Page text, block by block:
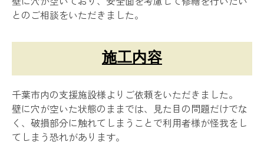
とのご相談をいただきました。
施工内容
千葉市内の支援施設様よりご依頼をいただきました。
壁に穴が空いた状態のままでは、見た目の問題だけでな
く、破損部分に触れてしまうことで利用者様が怪我をし
てしまう恐れがあります。